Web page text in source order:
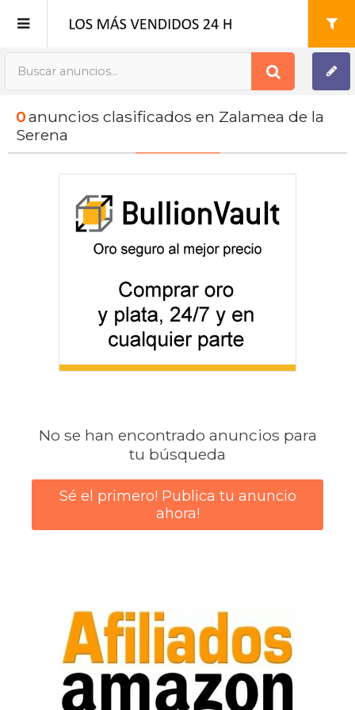
Publica tu Anuncio
Registro
0anuncios clasificados en Zalamea de la
Serena
No se han encontrado anuncios para
tu búsqueda
Sé el primero! Publica tu anuncio
ahora!